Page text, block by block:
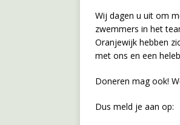
Wij dagen u uit om
zwemmers in het
Oranjewijk hebben
met ons en een
Doneren mag ook!
Dus meld je aan op: